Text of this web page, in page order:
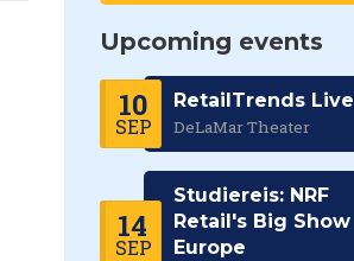
Upcoming events
10
SEP
RetailTrends Live
DeLaMar Theater
14
SEP
Studiereis: NRF
Retail's Big Show
Europe